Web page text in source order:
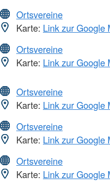
Ortsvereine
Karte: Link zur Google
Ortsvereine
Karte: Link zur Google
Ortsvereine
Karte: Link zur Google
Ortsvereine
Karte: Link zur Google
Ortsvereine
Karte: Link zur Google